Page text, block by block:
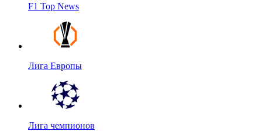
F1 Top News
Лига Европы
Лига чемпионов